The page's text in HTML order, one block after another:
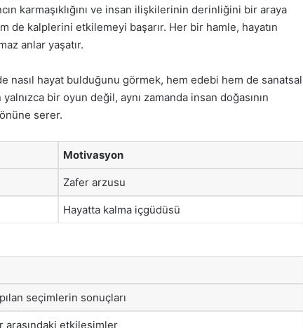
karmaşıklığını ve insan ilişkilerinin derinliğini bir araya
kalplerini etkilemeyi başarır. Her bir hamle, hayatın
anlar yaşatır.
nasıl hayat bulduğunu görmek, hem edebi hem de sanatsal
bir oyun değil, aynı zamanda insan doğasının
serer.
Motivasyon
Zafer arzusu
Hayatta kalma içgüdüsü
seçimlerin sonuçları
arasındaki etkileşimler